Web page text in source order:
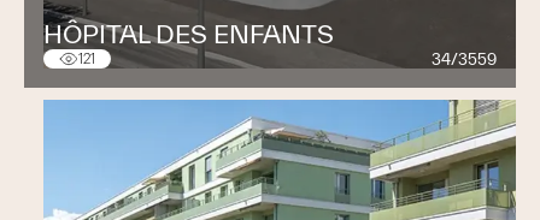
HÔPITAL DES ENFANTS
121 34/3559